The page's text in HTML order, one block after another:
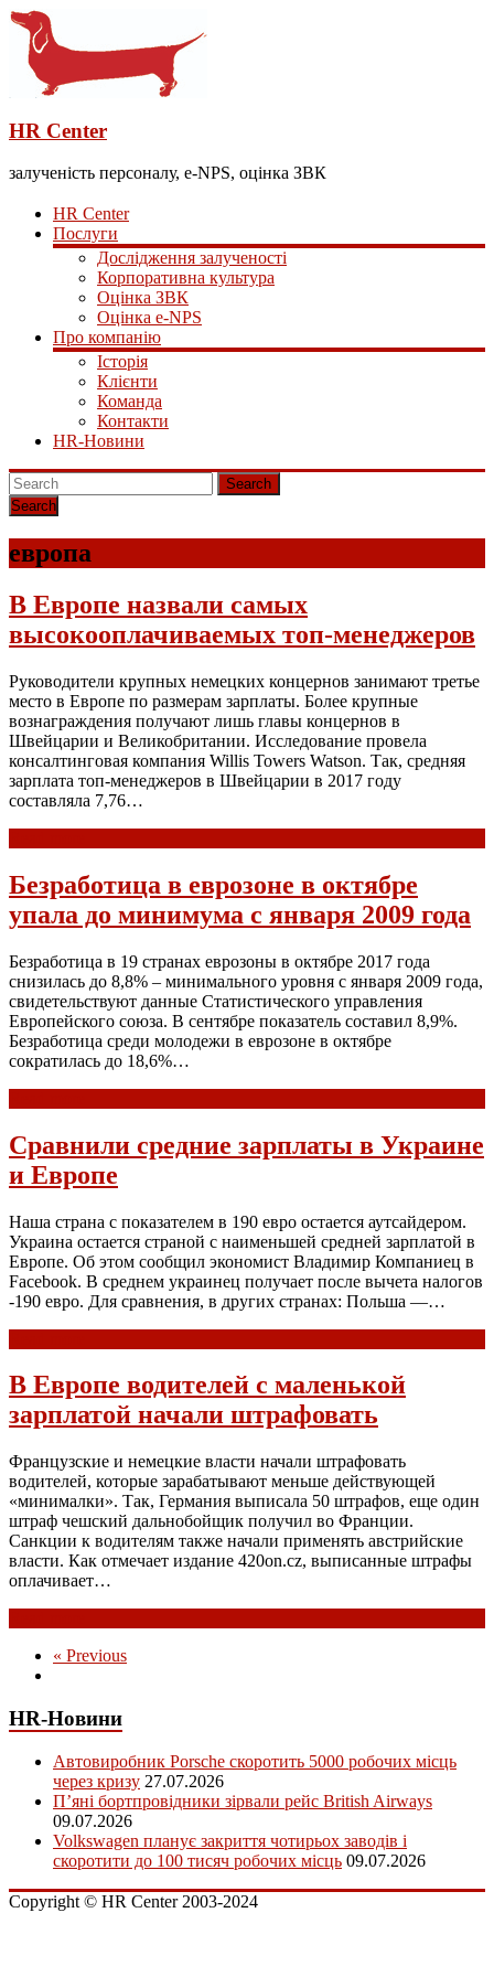
HR Center
залученість персоналу, e-NPS, оцінка ЗВК
HR Center
Послуги
Дослідження залученості
Корпоративна культура
Оцінка ЗВК
Оцінка e-NPS
Про компанію
Історія
Клієнти
Команда
Контакти
HR-Новини
Search
европа
В Европе назвали самых
высокооплачиваемых топ-менеджеров
Руководители крупных немецких концернов занимают третье
место в Европе по размерам зарплаты. Более крупные
вознаграждения получают лишь главы концернов в
Швейцарии и Великобритании. Исследование провела
консалтинговая компания Willis Towers Watson. Так, средняя
зарплата топ-менеджеров в Швейцарии в 2017 году
составляла 7,76…
Безработица в еврозоне в октябре
упала до минимума с января 2009 года
Безработица в 19 странах еврозоны в октябре 2017 года
снизилась до 8,8% – минимального уровня с января 2009 года,
свидетельствуют данные Статистического управления
Европейского союза. В сентябре показатель составил 8,9%.
Безработица среди молодежи в еврозоне в октябре
сократилась до 18,6%…
Сравнили средние зарплаты в Украине
и Европе
Наша страна с показателем в 190 евро остается аутсайдером.
Украина остается страной с наименьшей средней зарплатой в
Европе. Об этом сообщил экономист Владимир Компаниец в
Facebook. В среднем украинец получает после вычета налогов
-190 евро. Для сравнения, в других странах: Польша —…
В Европе водителей с маленькой
зарплатой начали штрафовать
Французские и немецкие власти начали штрафовать
водителей, которые зарабатывают меньше действующей
«минималки». Так, Германия выписала 50 штрафов, еще один
штраф чешский дальнобойщик получил во Франции.
Санкции к водителям также начали применять австрийские
власти. Как отмечает издание 420on.cz, выписанные штрафы
оплачивает…
« Previous
HR-Новини
Автовиробник Porsche скоротить 5000 робочих місць
через кризу 27.07.2026
П’яні бортпровідники зірвали рейс British Airways
09.07.2026
Volkswagen планує закриття чотирьох заводів і
скоротити до 100 тисяч робочих місць 09.07.2026
Copyright © HR Center 2003-2024